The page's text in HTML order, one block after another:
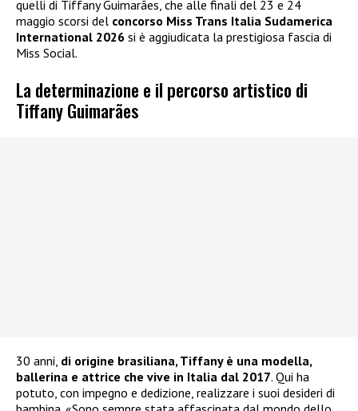
quelli di Tiffany Guimarães, che alle finali del 23 e 24
maggio scorsi del concorso Miss Trans Italia Sudamerica
International 2026 si è aggiudicata la prestigiosa fascia di
Miss Social.
La determinazione e il percorso artistico di
Tiffany Guimarães
30 anni, di origine brasiliana, Tiffany è una modella,
ballerina e attrice che vive in Italia dal 2017. Qui ha
potuto, con impegno e dedizione, realizzare i suoi desideri di